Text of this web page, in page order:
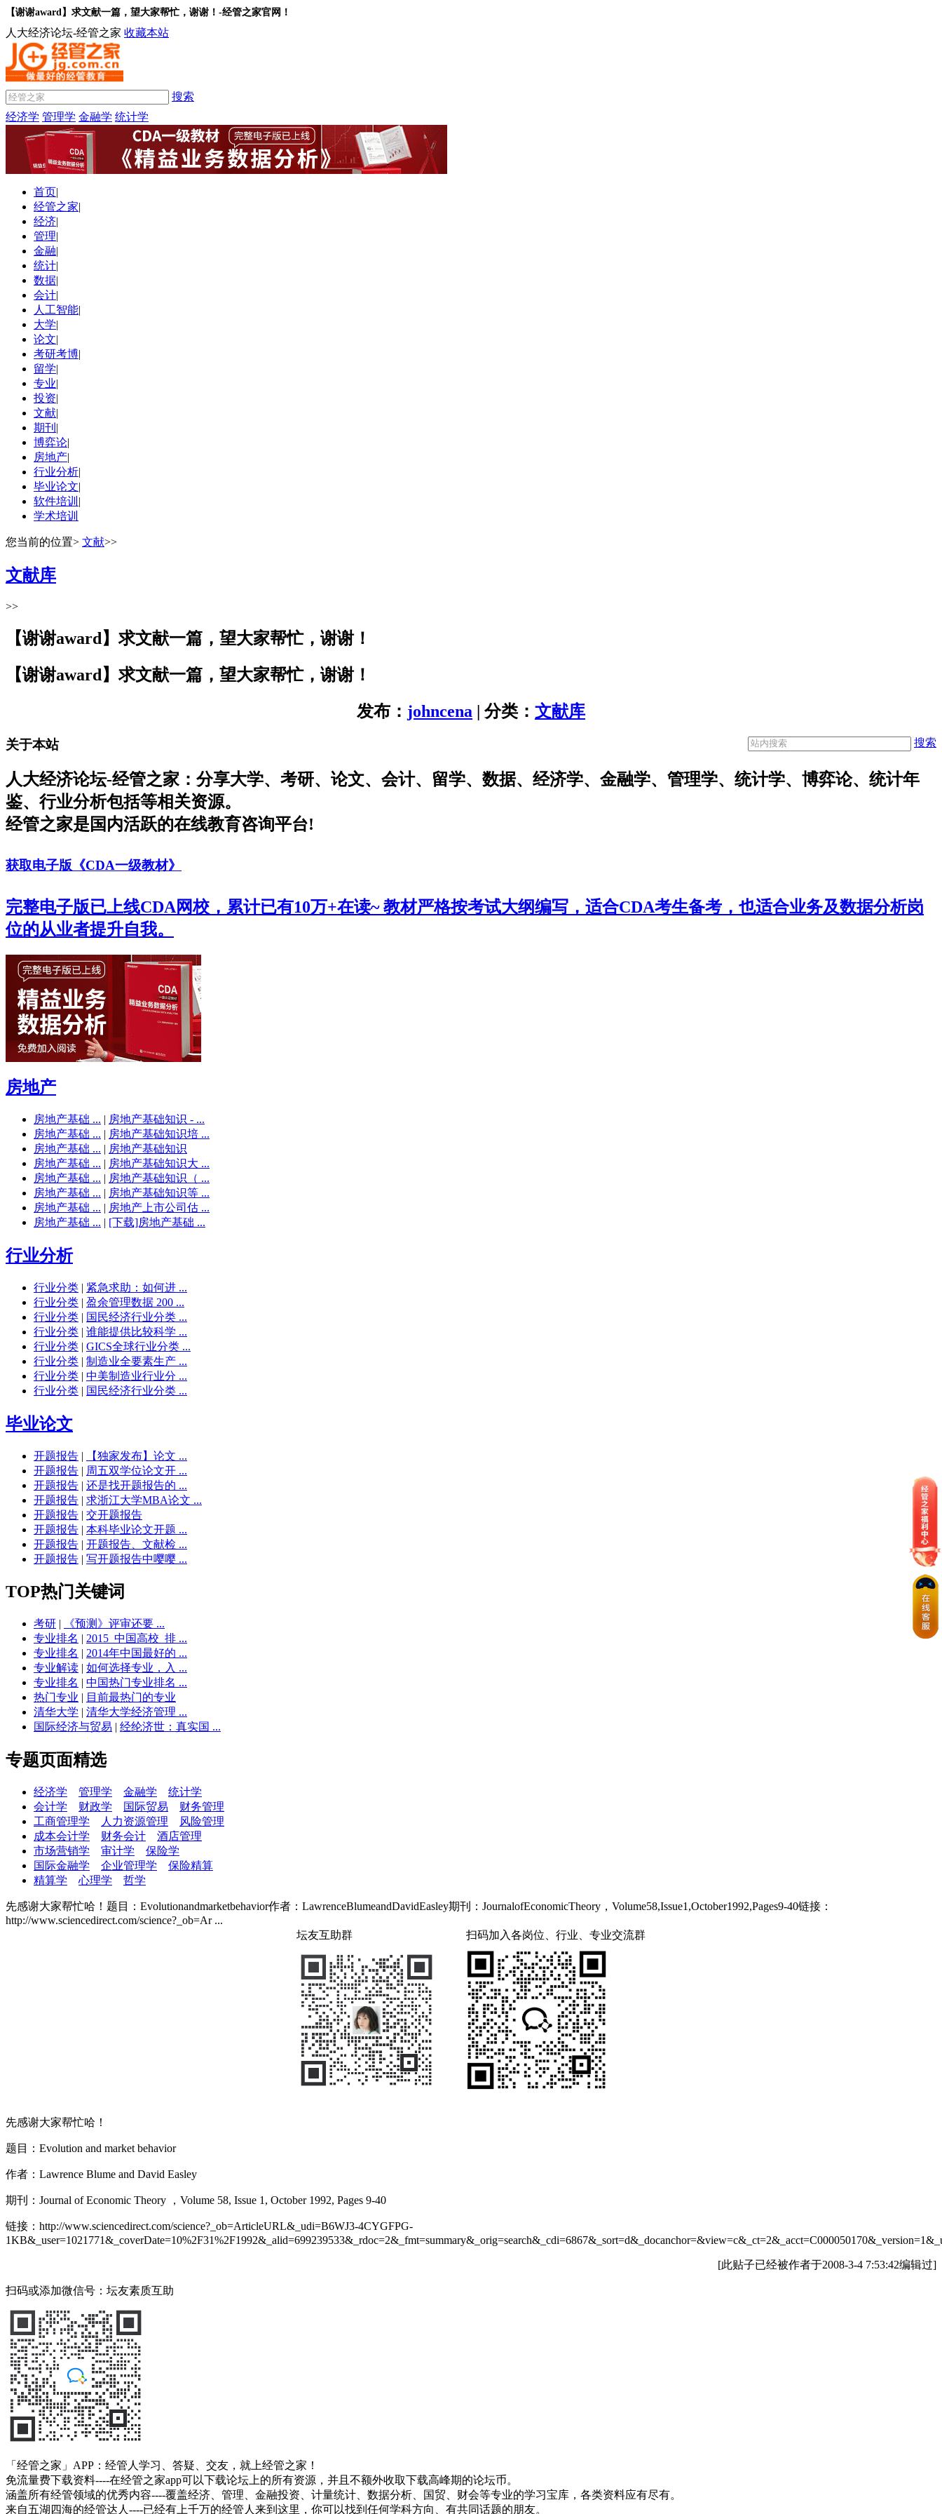
【谢谢award】求文献一篇，望大家帮忙，谢谢！-经管之家官网！
人大经济论坛-经管之家 收藏本站
搜索
经济学 管理学 金融学 统计学
首页|
经管之家|
经济|
管理|
金融|
统计|
数据|
会计|
人工智能|
大学|
论文|
考研考博|
留学|
专业|
投资|
文献|
期刊 |
博弈论|
房地产|
行业分析|
毕业论文|
软件培训 |
学术培训
您当前的位置> 文献>>
文献库
>>
【谢谢award】求文献一篇，望大家帮忙，谢谢！
【谢谢award】求文献一篇，望大家帮忙，谢谢！
发布： johncena | 分类： 文献库
搜索
关于本站
人大经济论坛-经管之家：分享大学、考研、论文、会计、留学、数据、经济学、金融学、管理学、统计学、博弈论、统计年
鉴、行业分析包括等相关资源。
经管之家是国内活跃的在线教育咨询平台!
获取电子版《CDA一级教材》
完整电子版已上线CDA网校，累计已有10万+在读~ 教材严格按考试大纲编写，适合CDA考生备考，也适合业务及数据分析岗
位的从业者提升自我。
房地产
房地产基础 ... | 房地产基础知识 - ...
房地产基础 ... | 房地产基础知识培 ...
房地产基础 ... | 房地产基础知识
房地产基础 ... | 房地产基础知识大 ...
房地产基础 ... | 房地产基础知识（ ...
房地产基础 ... | 房地产基础知识等 ...
房地产基础 ... | 房地产上市公司估 ...
房地产基础 ... | [下载]房地产基础 ...
行业分析
行业分类 | 紧急求助：如何进 ...
行业分类 | 盈余管理数据 200 ...
行业分类 | 国民经济行业分类 ...
行业分类 | 谁能提供比较科学 ...
行业分类 | GICS全球行业分类 ...
行业分类 | 制造业全要素生产 ...
行业分类 | 中美制造业行业分 ...
行业分类 | 国民经济行业分类 ...
毕业论文
开题报告 |
【独家发布】论文 ...
开题报告 | 周五双学位论文开 ...
开题报告 | 还是找开题报告的 ...
开题报告 | 求浙江大学MBA论文 ...
开题报告 | 交开题报告
开题报告 | 本科毕业论文开题 ...
开题报告 | 开题报告、文献检 ...
开题报告 | 写开题报告中嘤嘤 ...
TOP热门关键词
考研 |
《预测》评审还要 ...
专业排名 | 2015_中国高校_排 ...
专业排名 | 2014年中国最好的 ...
专业解读 | 如何选择专业，入 ...
专业排名 | 中国热门专业排名 ...
热门专业 | 目前最热门的专业
清华大学 | 清华大学经济管理 ...
国际经济与贸易 | 经纶济世：真实国 ...
专题页面精选
经济学 管理学 金融学
统计学
会计学
财政学 国际贸易
财务管理
工商管理学
人力资源管理
风险管理
成本会计学
财务会计
酒店管理
市场营销学
审计学
保险学
国际金融学
企业管理学
保险精算
精算学
心理学 哲学
先感谢大家帮忙哈！题目：Evolutionandmarketbehavior作者：LawrenceBlumeandDavidEasley期刊：JournalofEconomicTheory，Volume58,Issue1,October1992,Pages9-40链接：
http://www.sciencedirect.com/science?_ob=Ar ...
坛友互助群
扫码加入各岗位、行业、专业交流群
先感谢大家帮忙哈！
题目： Evolution and market behavior
作者：Lawrence Blume and David Easley
期刊：Journal of Economic Theory ，Volume 58, Issue 1, October 1992, Pages 9-40
链接：http://www.sciencedirect.com/science?_ob=ArticleURL&_udi=B6WJ3-4CYGFPG-
[此贴子已经被作者于2008-3-4 7:53:42编辑过]
扫码或添加微信号：坛友素质互助
「经管之家」APP：经管人学习、答疑、交友，就上经管之家！
免流量费下载资料----在经管之家app可以下载论坛上的所有资源，并且不额外收取下载高峰期的论坛币。
涵盖所有经管领域的优秀内容----覆盖经济、管理、金融投资、计量统计、数据分析、国贸、财会等专业的学习宝库，各类资料应有尽有。
来自五湖四海的经管达人----已经有上千万的经管人来到这里，你可以找到任何学科方向、有共同话题的朋友。